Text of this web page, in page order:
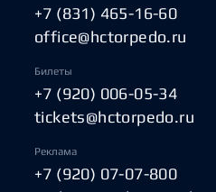
+7 (831) 465-16-60
office@hctorpedo.ru
Билеты
+7 (920) 006-05-34
tickets@hctorpedo.ru
Реклама
+7 (920) 07-07-800